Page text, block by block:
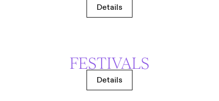
Details
FESTIVALS
Details